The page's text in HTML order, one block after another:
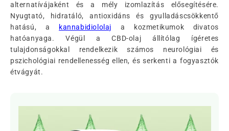
alternatívájaként és a mély izomlazítás elősegítésére.
Nyugtató, hidratáló, antioxidáns és gyulladáscsökkentő
hatású, a
kannabidiololaj a kozmetikumok divatos
hatóanyaga. Végül a CBD-olaj állítólag ígéretes
tulajdonságokkal rendelkezik számos neurológiai és
pszichológiai rendellenesség ellen, és serkenti a fogyasztók
étvágyát.